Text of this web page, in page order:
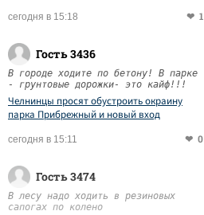
сегодня в 15:18 1
Гость 3436
В городе ходите по бетону! В парке
- грунтовые дорожки- это кайф!!!
Челнинцы просят обустроить окраину
парка Прибрежный и новый вход
сегодня в 15:11 0
Гость 3474
В лесу надо ходить в резиновых
сапогах по колено